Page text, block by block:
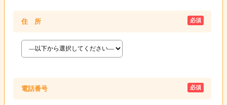
住 所 必須
電話番号 必須